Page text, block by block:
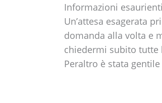
Informazioni
Un’attesa esagerata
domanda alla volta e
chiedermi subito tutte
Peraltro è stata